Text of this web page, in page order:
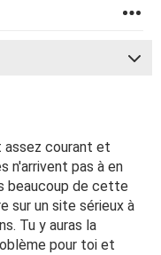
assez courant et
n'arrivent pas à en
beaucoup de cette
sur un site sérieux à
Tu y auras la
pour toi et